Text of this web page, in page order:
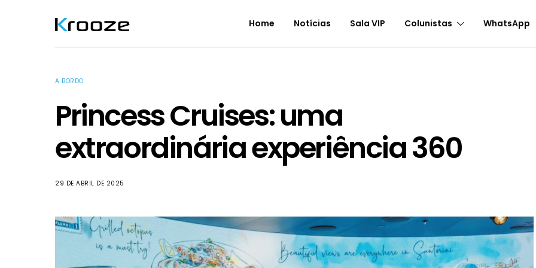
Home Notícias Sala VIP Colunistas WhatsApp
A BORDO
Princess Cruises: uma
extraordinária experiência 360
29 DE ABRIL DE 2025